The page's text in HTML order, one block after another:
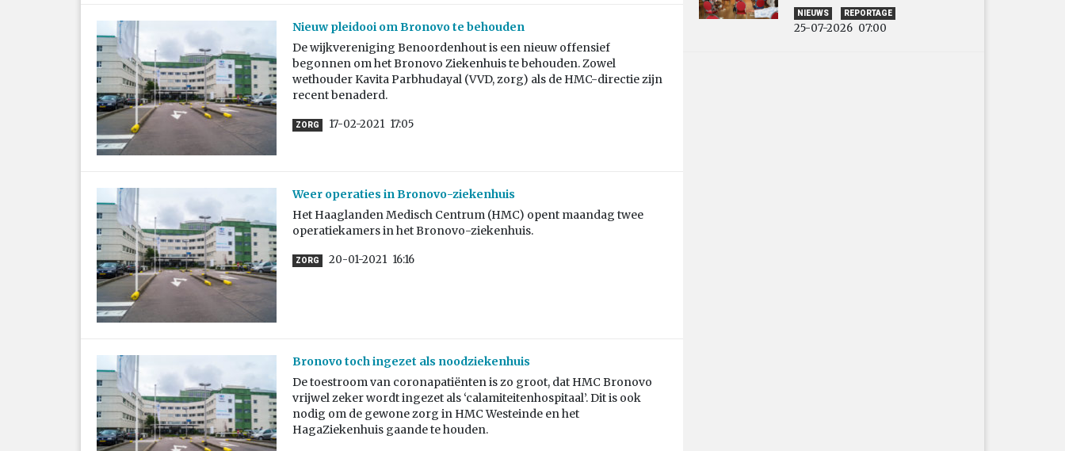
Nieuw pleidooi om Bronovo te behouden
De wijkvereniging Benoordenhout is een nieuw offensief
begonnen om het Bronovo Ziekenhuis te behouden. Zowel
wethouder Kavita Parbhudayal (VVD, zorg) als de HMC-directie zijn
recent benaderd.
ZORG 17-02-2021 17:05
Weer operaties in Bronovo-ziekenhuis
Het Haaglanden Medisch Centrum (HMC) opent maandag twee
operatiekamers in het Bronovo-ziekenhuis.
ZORG 20-01-2021 16:16
Bronovo toch ingezet als noodziekenhuis
De toestroom van coronapatiënten is zo groot, dat HMC Bronovo
vrijwel zeker wordt ingezet als ‘calamiteitenhospitaal’. Dit is ook
nodig om de gewone zorg in HMC Westeinde en het
HagaZiekenhuis gaande te houden.
NIEUWS REPORTAGE
25-07-2026 07:00